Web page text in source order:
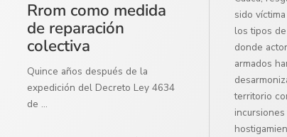
Rrom como medida
de reparación
colectiva
Quince años después de la
expedición del Decreto Ley 4634
de ...
sido
los tipos
donde
armados
territorio